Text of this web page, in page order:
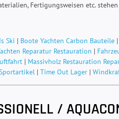
Fertigungsweisen etc.
Ski | Boote Yachten Carbon Bauteile |
Reparatur Restauration |
| Massivholz Restauration
| Time Out Lager |
/